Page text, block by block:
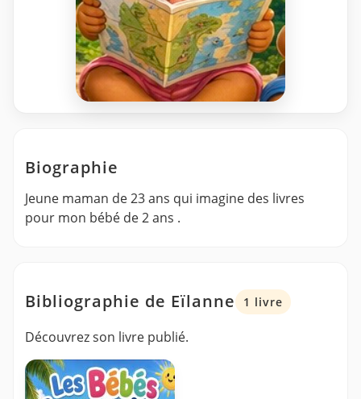
Biographie
Jeune maman de 23 ans qui imagine des livres
pour mon bébé de 2 ans .
Bibliographie de Eïlanne 1 livre
Découvrez son livre publié.